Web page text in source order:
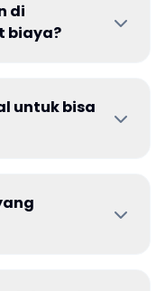
di
biaya?
untuk bisa